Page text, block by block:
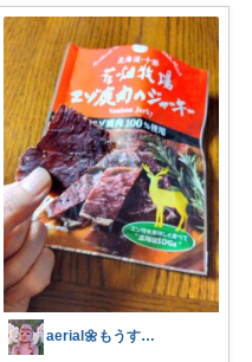
aerial🌼もうすぐアラフィフ